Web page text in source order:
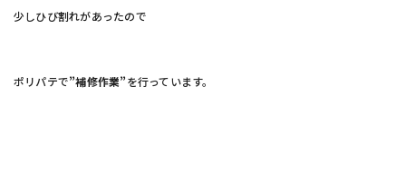
少しひび割れがあったので
ポリパテで”補修作業”を行っています。